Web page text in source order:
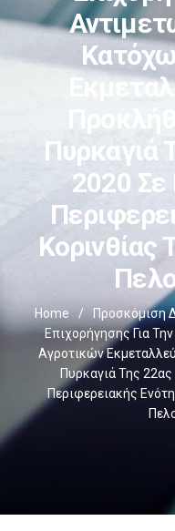
Πυρκαγιά
2020 Σε
Κορινθίας
Home /
Προσκόμιση
Επιχορήγησης Για
Αγροτικών
Πυρκαγιά Της 22ας
Περιφερειακής